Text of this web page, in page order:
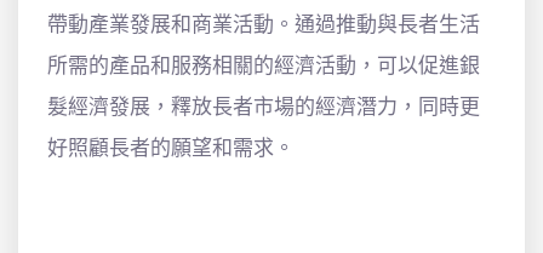
帶動產業發展和商業活動。通過推動與長者生活
所需的產品和服務相關的經濟活動，可以促進銀
髮經濟發展，釋放長者市場的經濟潛力，同時更
好照顧長者的願望和需求。